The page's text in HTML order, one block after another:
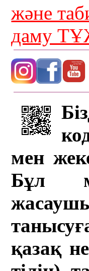
және
даму
мен
Бұл
қазақ